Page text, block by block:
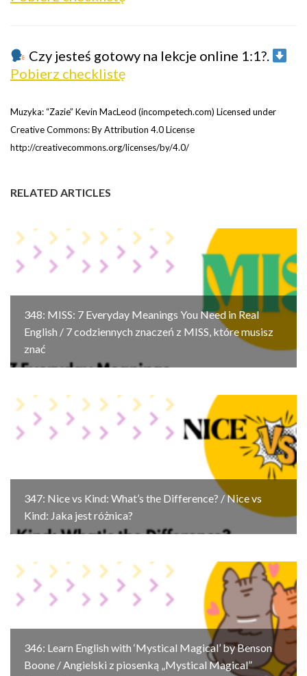
Czy jesteś gotowy na lekcje online 1:1?.
Pobierz checklistę
Muzyka: “Zazie” Kevin MacLeod (incompetech.com) Licensed under
Creative Commons: By Attribution 4.0 License
http://creativecommons.org/licenses/by/4.0/
RELATED ARTICLES
348: MISS: 7 Everyday Meanings You Need in Real
English / 7 codziennych znaczeń z MISS, które musisz
znać
347: Nice vs Kind: What’s the Difference? / Nice vs
Kind: Jaka jest różnica?
346: Learn English with ‘Mystical Magical’ by Benson
Boone / Angielski z piosenką „Mystical Magical”